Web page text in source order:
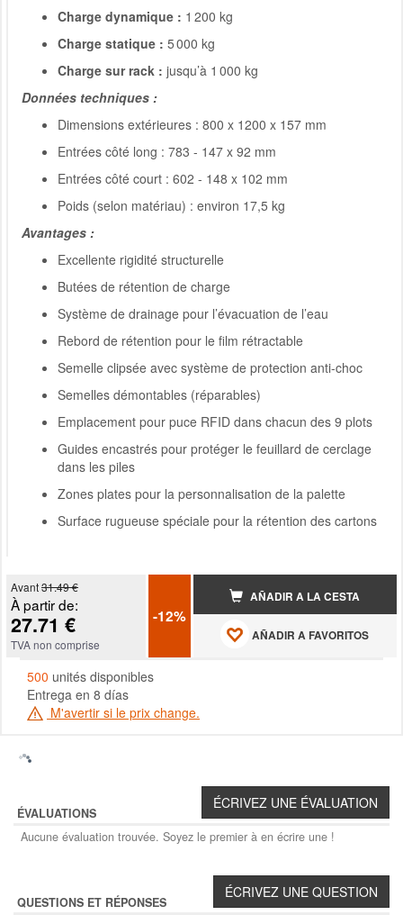
Charge dynamique : 1 200 kg
Charge statique : 5 000 kg
Charge sur rack : jusqu’à 1 000 kg
Données techniques :
Dimensions extérieures : 800 x 1200 x 157 mm
Entrées côté long : 783 - 147 x 92 mm
Entrées côté court : 602 - 148 x 102 mm
Poids (selon matériau) : environ 17,5 kg
Avantages :
Excellente rigidité structurelle
Butées de rétention de charge
Système de drainage pour l’évacuation de l’eau
Rebord de rétention pour le film rétractable
Semelle clipsée avec système de protection anti-choc
Semelles démontables (réparables)
Emplacement pour puce RFID dans chacun des 9 plots
Guides encastrés pour protéger le feuillard de cerclage
dans les piles
Zones plates pour la personnalisation de la palette
Surface rugueuse spéciale pour la rétention des cartons
Avant31.49 €
À partir de:
27.71 €
TVA non comprise
-12%
AÑADIR A LA CESTA
AÑADIR A FAVORITOS
500 unités disponibles
Entrega en 8 días
M'avertir si le prix change.
ÉVALUATIONS
Aucune évaluation trouvée. Soyez le premier à en écrire une !
QUESTIONS ET RÉPONSES